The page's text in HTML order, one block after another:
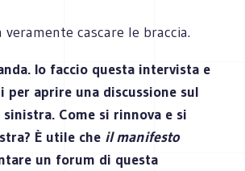
veramente cascare le braccia.
Io faccio questa intervista e
per aprire una discussione sul
Come si rinnova e si
È utile che il manifesto
un forum di questa